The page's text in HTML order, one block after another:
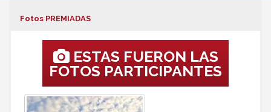
Fotos PREMIADAS
ESTAS FUERON LAS
FOTOS PARTICIPANTES